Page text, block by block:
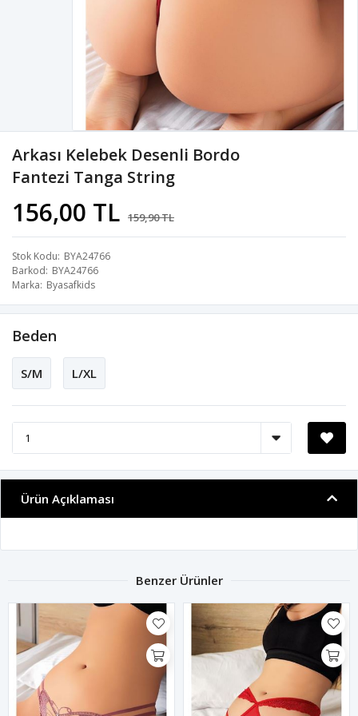
Arkası Kelebek Desenli Bordo
Fantezi Tanga String
156,00 TL 159,90 TL
Stok Kodu BYA24766
Barkod BYA24766
Marka Byasafkids
Beden
S/M L/XL
Ürün Açıklaması
Benzer Ürünler